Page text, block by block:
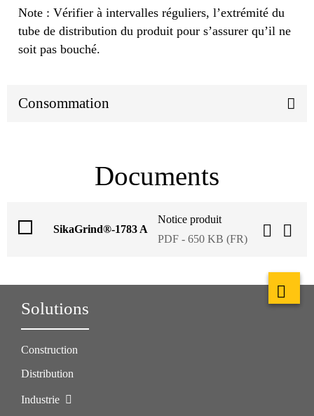
Note : Vérifier à intervalles réguliers, l’extrémité du
tube de distribution du produit pour s’assurer qu’il ne
soit pas bouché.
Consommation
Documents
SikaGrind®-1783 A
Notice produit
PDF - 650 KB (FR)
Solutions
Construction
Distribution
Industrie